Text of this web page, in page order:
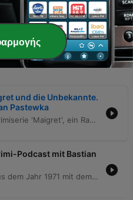
enthüllt die Herkunft der
und die Unbekannte.
Pastewka
Dieser Podcast präsentiert die Krimiserie 'Maigret', ein Radiohörspiel aus dem Jahr 1961 basierend auf den Romanen von Georges Simenon. Im Fokus steht das erste Hörspiel 'Maigret und die Unbekannte', in dem die Ermittlungen rund um die Leiche eines jungen Mädchens am Place Vendôme sowie die Suche nach Spuren wie einem alten Foto und Zeugenaussagen thematisiert werden. Zusätzlich beleuchtet die Episode das filmische und hörspieltechnische Erbe der beteiligten Schauspieler, darunter Paul Dahlke, Ulrich Beiger und Lina Carstens. Die Folge schließt mit einem Rückblick auf die Maigret-Produktionen sowie musikalischen Verbindungen zum ZDF-Krimi 'Der Kommissar'.
Podcast mit Bastian
Dieses Archiv-Kriminalhörspiel aus dem Jahr 1971 mit dem Titel 'Tod in der Schublade' behandelt den Fall von Mr. Onslow, der behauptet, einen Einbrecher erschossen zu haben. Die Ermittlungen von Inspektor Haskell und Sergeant Figgins decken jedoch eine Inszenierung auf, die schließlich zur Enthüllung einer Erpressung durch Mrs. Onslow führt. Die Episode beleuchtet zudem die Hintergründe des Falls, einschließlich der Entdeckung verbrannter Beweise und der Identifizierung des wahren Täters. Abschließend widmet sich der Podcast den Karrieren der legendären Schauspieler Günther Ungeheuer und Peter Fitz sowie deren prägenden Rollen in klassischen deutschen Hörspielkrimis.